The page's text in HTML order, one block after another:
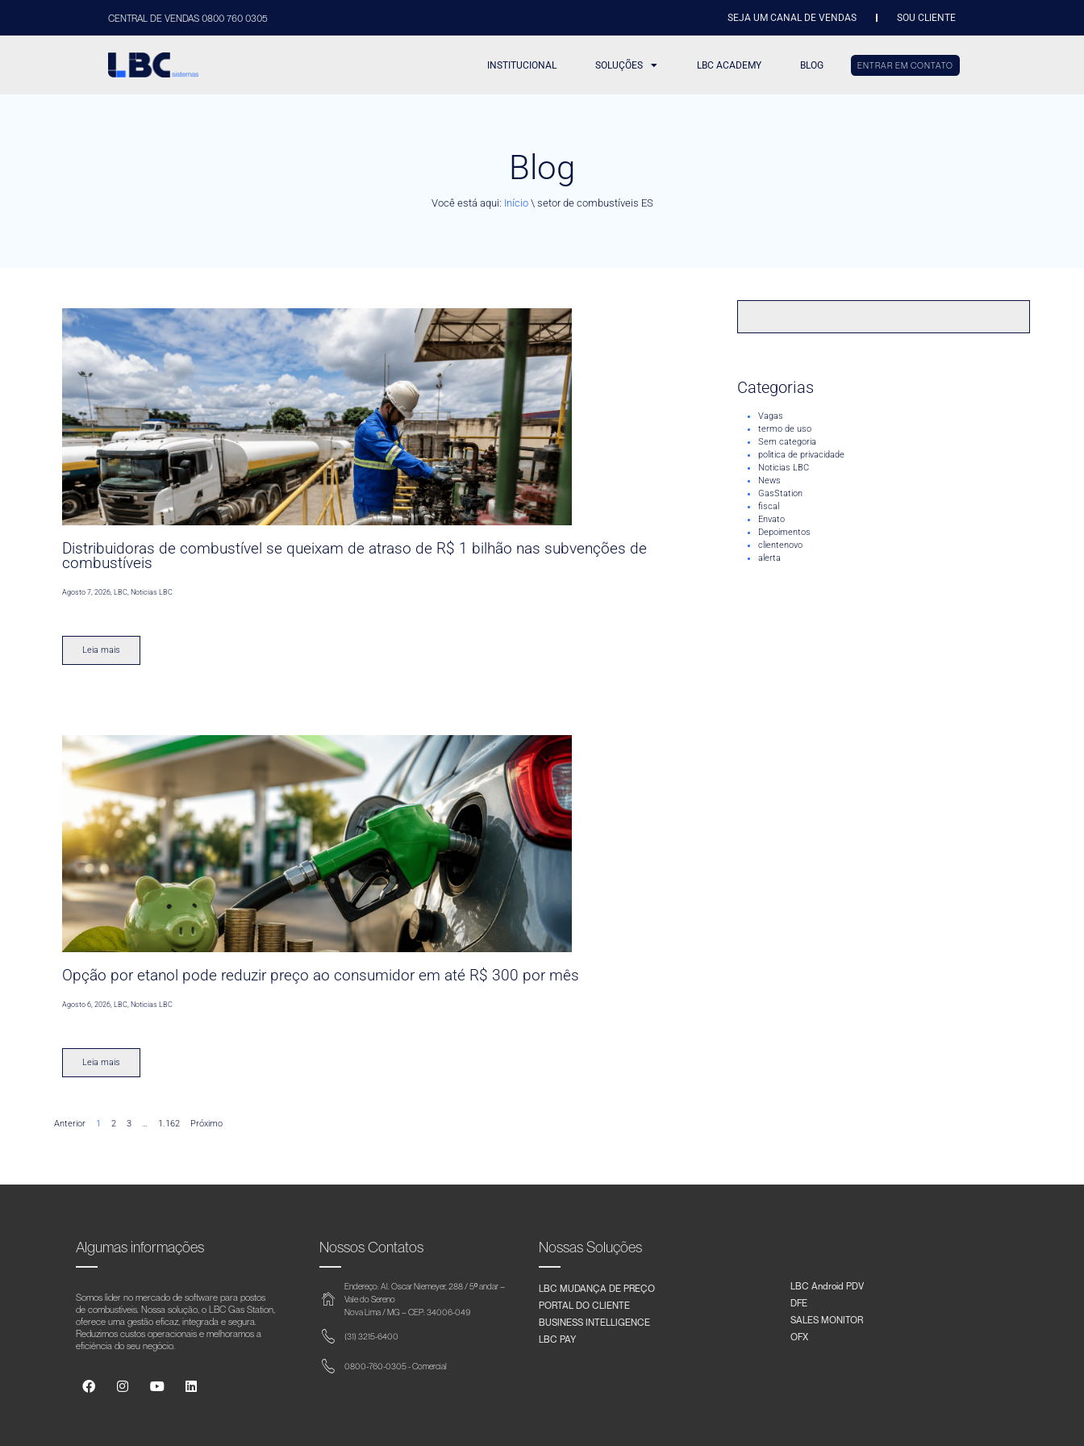
CENTRAL DE VENDAS 0800 760 0305 SEJA UM CANAL DE VENDAS SOU CLIENTE
INSTITUCIONAL SOLUÇÕES LBC ACADEMY BLOG ENTRAR EM CONTATO
Blog
Você está aqui: Início\ setor de combustíveis ES
Distribuidoras de combustível se queixam de atraso de R$ 1 bilhão nas subvenções de
combustíveis
Agosto 7, 2026,LBC,Noticias LBC
Leia mais
Opção por etanol pode reduzir preço ao consumidor em até R$ 300 por mês
Agosto 6, 2026 ,LBC Noticias LBC
Leia mais
Anterior 1 2 3 … 1.162 Próximo
Categorias
Vagas
termo de uso
Sem categoria
politica de privacidade
Noticias LBC
News
GasStation
fiscal
Envato
Depoimentos
clientenovo
alerta
Algumas informações
Somos líder no mercado de software para postos
de combustíveis. Nossa solução, o LBC Gas Station,
oferece uma gestão eficaz, integrada e segura.
Reduzimos custos operacionais e melhoramos a
eficiência do seu negócio.
Nossos Contatos
Endereço: Al. Oscar Niemeyer, 288 / 5º andar –
Vale do Sereno
Nova Lima / MG – CEP: 34006-049
(31) 3215-6400
0800-760-0305 - Comercial
Nossas Soluções
LBC MUDANÇA DE PREÇO
PORTAL DO CLIENTE
BUSINESS INTELLIGENCE
LBC PAY
LBC Android PDV
DFE
SALES MONITOR
OFX